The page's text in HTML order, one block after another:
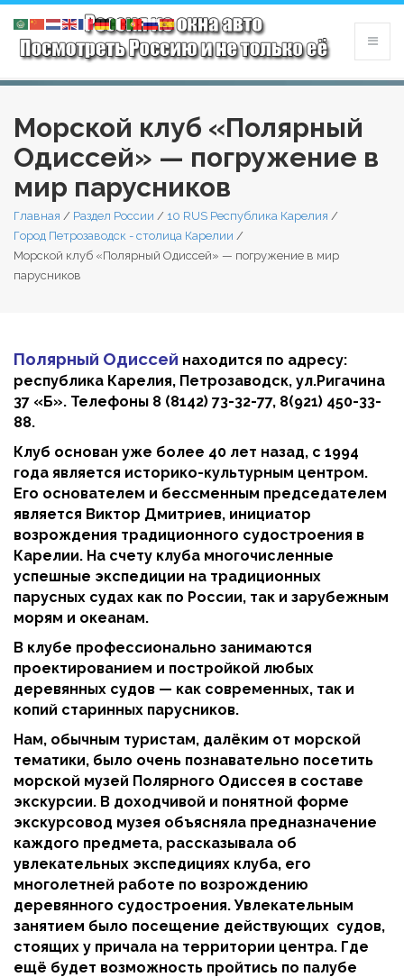
Морской клуб «Полярный
Одиссей» — погружение в
мир парусников
Главная / Раздел России / 10 RUS Республика Карелия /
Город Петрозаводск - столица Карелии /
Морской клуб «Полярный Одиссей» — погружение в мир
парусников
Полярный Одиссей находится по адресу:
республика Карелия, Петрозаводск, ул.Ригачина
37 «Б». Телефоны 8 (8142) 73-32-77, 8(921) 450-33-
88.
Клуб основан уже более 40 лет назад, с 1994
года является историко-культурным центром.
Его основателем и бессменным председателем
является Виктор Дмитриев, инициатор
возрождения традиционного судостроения в
Карелии. На счету клуба многочисленные
успешные экспедиции на традиционных
парусных судах как по России, так и зарубежным
морям и океанам.
В клубе профессионально занимаются
проектированием и постройкой любых
деревянных судов — как современных, так и
копий старинных парусников.
Нам, обычным туристам, далёким от морской
тематики, было очень познавательно посетить
морской музей Полярного Одиссея в составе
экскурсии. В доходчивой и понятной форме
экскурсовод музея объясняла предназначение
каждого предмета, рассказывала об
увлекательных экспедициях клуба, его
многолетней работе по возрождению
деревянного судостроения. Увлекательным
занятием было посещение действующих судов,
стоящих у причала на территории центра. Где
ещё будет возможность пройтись по палубе